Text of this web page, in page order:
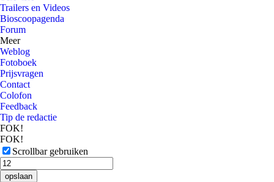
Trailers en Videos
Bioscoopagenda
Forum
Meer
Weblog
Fotoboek
Prijsvragen
Contact
Colofon
Feedback
Tip de redactie
FOK!
FOK!
Scrollbar gebruiken
opslaan